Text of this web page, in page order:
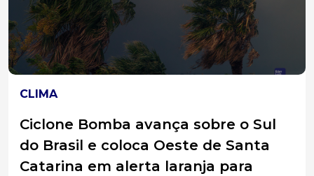
CLIMA
Alerta do tempo: frente fria traz
tempestades, ventos de até 100
km/h e virada térmica em SC